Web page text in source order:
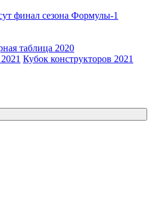
финал сезона Формулы-1
таблица 2020
Кубок конструкторов 2021